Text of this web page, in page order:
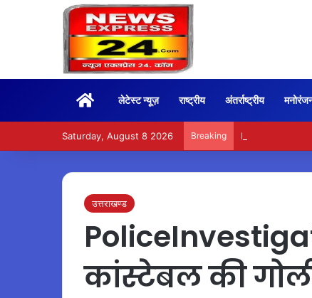
Homeलेटेस्ट न्यूज़ राष्ट्रीय अंतर्राष्ट्रीय
Saturday, August 8 2026 Breaking BoxOffice – 15वें
उत्तराखण्ड
कांस्टेबल की